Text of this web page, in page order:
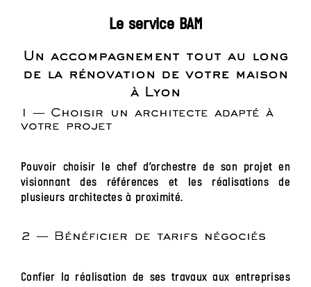
Le service BAM
Un accompagnement tout au long
de la rénovation de votre maison
à Lyon
1 — Choisir un architecte adapté à
votre projet
Pouvoir choisir le chef d’orchestre de son projet en
visionnant des références et les réalisations de
plusieurs architectes à proximité.
2 — Bénéficier de tarifs négociés
Confier la réalisation de ses travaux aux entreprises